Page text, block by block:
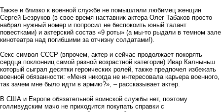
Также и близко к военной службе не помышляли любимец женщин
Сергей Безруков (в свое время наставник актера Олег Табаков просто
набрал нужный номер и попросил не беспокоить юный талант
повестками) и актерский состав «9 роты» (а мы-то рыдали в темном зале
кинотеатра над погибшими за отчизну солдатами!).
Секс-символ СССР (впрочем, актер и сейчас продолжает покорять
сердца поклонниц самой разной возрастной категории) Ивар Калныньш
который сыграл десятки героических ролей, также предпочел избежать
военной обязанности: «Меня никогда не интересовала карьера военного,
так зачем мне было идти в армию?», – рассказывает актер.
В США и Европе обязательной воинской службы нет, поэтому
голливудским мачо не приходится покупать справки с